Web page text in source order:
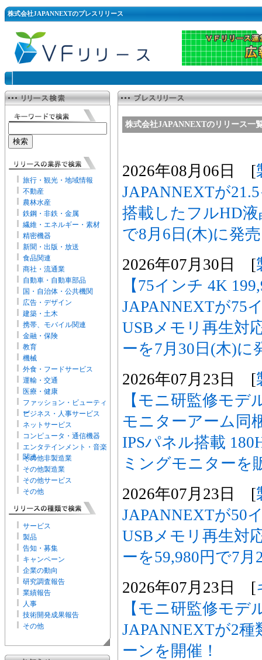
株式会社JAPANNEXTのプレスリリース
旅行・観光・地域情報
不動産
農林水産
鉄鋼・非鉄・金属
繊維・エネルギー・素材
精密機器
新聞・出版・放送
食品関連
商社・流通業
自動車・自動車部品
国・自治体・公共機関
広告・デザイン
建築・土木
携帯、モバイル関連
金融・保険
教育
機械
外食・フードサービス
運輸・交通
医療・健康
ファッション・ビューティ
ー
ビジネス・人事サービス
ネットサービス
コンピュータ・通信機器
エンタテインメント・音楽
関連
その他非製造業
その他製造業
その他サービス
その他
サービス
製品
告知・募集
キャンペーン
企業の動向
研究調査報告
業績報告
人事
技術開発成果報告
その他
株式会社JAPANNEXTのリリース一
2026年08月06日 [
JAPANNEXTが
搭載したフルHD
で8月6日(木)に発売
2026年07月30日 [
【75インチ 4K
JAPANNEXTが75
USBメモリ再生対
ーを7月30日(木)に
2026年07月23日 [
【モニ研監修モデ
モニターアーム同
IPSパネル搭載
ミングモニターを
2026年07月23日 [
JAPANNEXTが50
USBメモリ再生対
ーを59,980円で7
2026年07月23日 [
【モニ研監修モデ
JAPANNEXTが2
ーンを開催！